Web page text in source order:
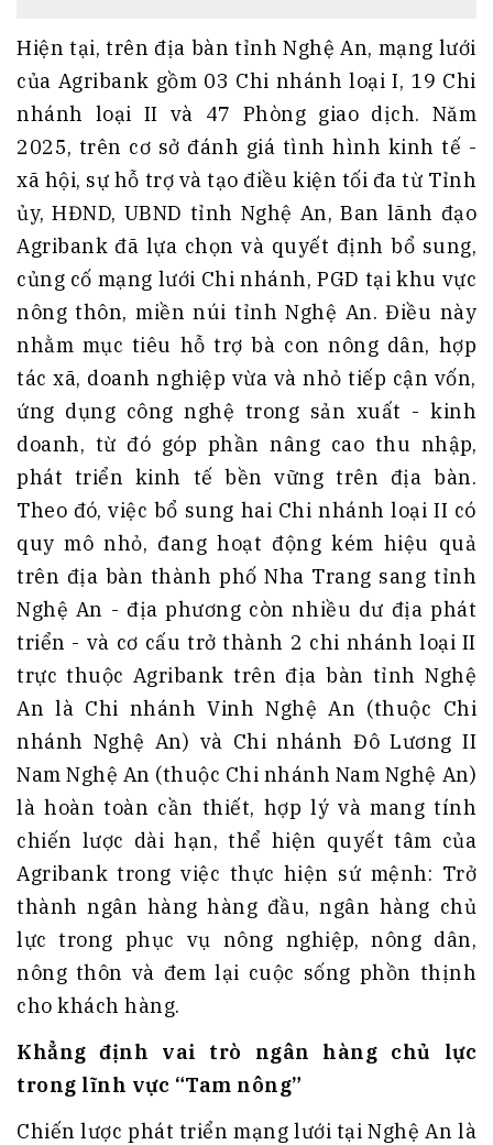
Hiện tại, trên địa bàn tỉnh Nghệ An, mạng lưới
của Agribank gồm 03 Chi nhánh loại I, 19 Chi
nhánh loại II và 47 Phòng giao dịch. Năm
2025, trên cơ sở đánh giá tình hình kinh tế -
xã hội, sự hỗ trợ và tạo điều kiện tối đa từ Tỉnh
ủy, HĐND, UBND tỉnh Nghệ An, Ban lãnh đạo
Agribank đã lựa chọn và quyết định bổ sung,
củng cố mạng lưới Chi nhánh, PGD tại khu vực
nông thôn, miền núi tỉnh Nghệ An. Điều này
nhằm mục tiêu hỗ trợ bà con nông dân, hợp
tác xã, doanh nghiệp vừa và nhỏ tiếp cận vốn,
ứng dụng công nghệ trong sản xuất - kinh
doanh, từ đó góp phần nâng cao thu nhập,
phát triển kinh tế bền vững trên địa bàn.
Theo đó, việc bổ sung hai Chi nhánh loại II có
quy mô nhỏ, đang hoạt động kém hiệu quả
trên địa bàn thành phố Nha Trang sang tỉnh
Nghệ An - địa phương còn nhiều dư địa phát
triển - và cơ cấu trở thành 2 chi nhánh loại II
trực thuộc Agribank trên địa bàn tỉnh Nghệ
An là Chi nhánh Vinh Nghệ An (thuộc Chi
nhánh Nghệ An) và Chi nhánh Đô Lương II
Nam Nghệ An (thuộc Chi nhánh Nam Nghệ An)
là hoàn toàn cần thiết, hợp lý và mang tính
chiến lược dài hạn, thể hiện quyết tâm của
Agribank trong việc thực hiện sứ mệnh: Trở
thành ngân hàng hàng đầu, ngân hàng chủ
lực trong phục vụ nông nghiệp, nông dân,
nông thôn và đem lại cuộc sống phồn thịnh
cho khách hàng.
Khẳng định vai trò ngân hàng chủ lực
trong lĩnh vực “Tam nông”
Chiến lược phát triển mạng lưới tại Nghệ An là